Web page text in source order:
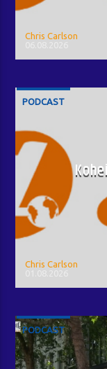
Chris Carlson
PODCAST
Chris Carlson
PODCAST